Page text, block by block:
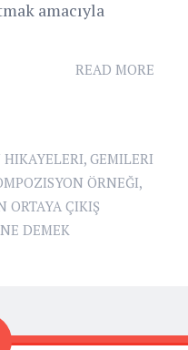
amacıyla
READ MORE
, GEMILERI
ÖRNEĞI,
ORTAYA ÇIKIŞ
DEMEK